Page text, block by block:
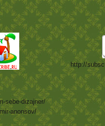
sebe-dizajner/
anonsov/
http://